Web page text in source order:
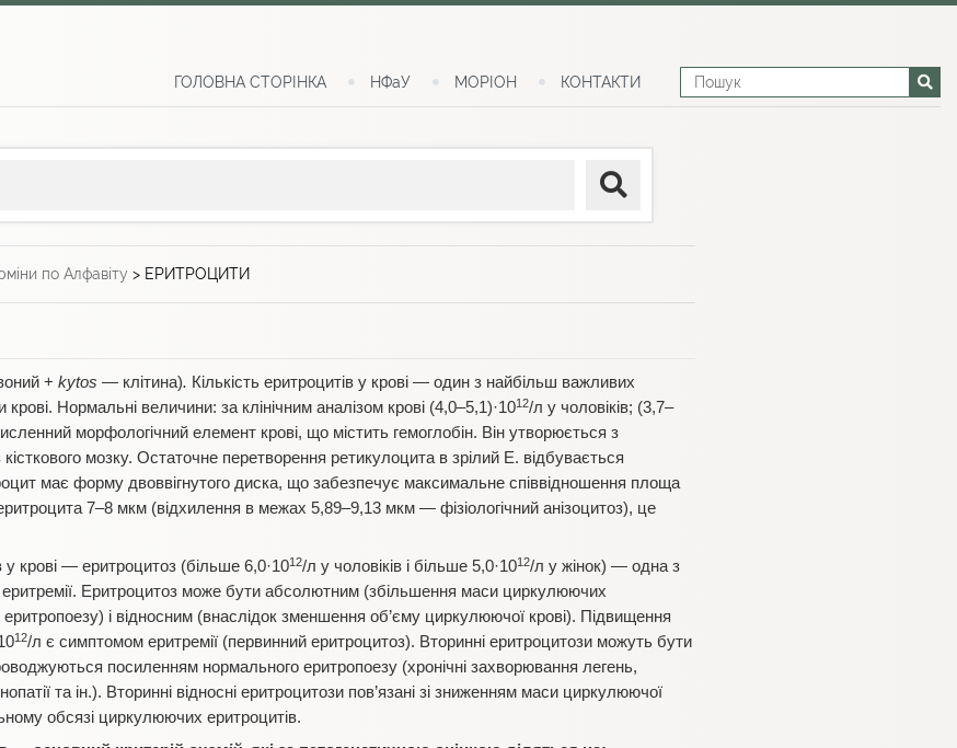
ГОЛОВНА СТОРІНКА НФаУ МОРІОН КОНТАКТИ
по Алфавіту > ЕРИТРОЦИТИ
+ kytos — клітина). Кількість еритроцитів у крові — один з найбільш важливих
крові. Нормальні величини: за клінічним аналізом крові (4,0–5,1)·1012/л у чоловіків; (3,7–
морфологічний елемент крові, що містить гемоглобін. Він утворюється з
мозку. Остаточне перетворення ретикулоцита в зрілий Е. відбувається
має форму двоввігнутого диска, що забезпечує максимальне співвідношення площа
7–8 мкм (відхилення в межах 5,89–9,13 мкм — фізіологічний анізоцитоз), це
у крові — еритроцитоз (більше 6,0·1012/л у чоловіків і більше 5,0·1012/л у жінок) — одна з
Еритроцитоз може бути абсолютним (збільшення маси циркулюючих
і відносним (внаслідок зменшення об’єму циркулюючої крові). Підвищення
12/л є симптомом еритремії (первинний еритроцитоз). Вторинні еритроцитози можуть бути
посиленням нормального еритропоезу (хронічні захворювання легень,
та ін.). Вторинні відносні еритроцитози пов’язані зі зниженням маси циркулюючої
обсязі циркулюючих еритроцитів.